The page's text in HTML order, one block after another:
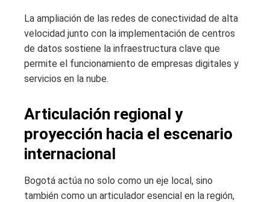
La ampliación de las redes de conectividad de alta
velocidad junto con la implementación de centros
de datos sostiene la infraestructura clave que
permite el funcionamiento de empresas digitales y
servicios en la nube.
Articulación regional y
proyección hacia el escenario
internacional
Bogotá actúa no solo como un eje local, sino
también como un articulador esencial en la región,